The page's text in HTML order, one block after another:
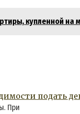
купленной на
подать
При